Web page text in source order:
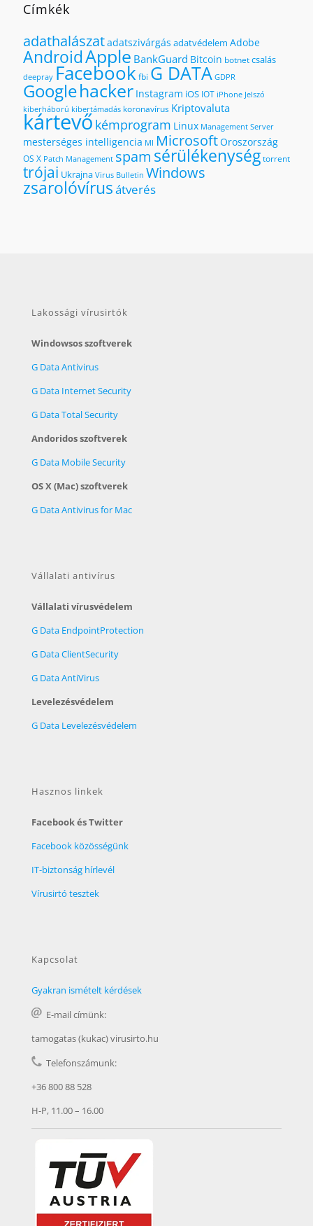
Címkék
adathalászatadatszivárgás adatvédelem Adobe
AndroidApple BankGuard Bitcoin botnetcsalás
deepray Facebookfbi G DATA GDPR
Googlehacker Instagram iOS IOT iPhone Jelszó
kiberháború kibertámadás koronavírus Kriptovaluta
kártevő kémprogram Linux Management Server
mesterséges intelligencia MI MicrosoftOroszország
OS X Patch Management spam sérülékenységtorrent
trójai Ukrajna Virus Bulletin Windows
zsarolóvírusátverés
Lakossági vírusirtók
Windowsos szoftverek
G Data Antivirus
G Data Internet Security
G Data Total Security
Andoridos szoftverek
G Data Mobile Security
OS X (Mac) szoftverek
G Data Antivirus for Mac
Vállalati antivírus
Vállalati vírusvédelem
G Data EndpointProtection
G Data ClientSecurity
G Data AntiVirus
Levelezésvédelem
G Data Levelezésvédelem
Hasznos linkek
Facebook és Twitter
Facebook közösségünk
IT-biztonság hírlevél
Vírusirtó tesztek
Kapcsolat
Gyakran ismételt kérdések
E-mail címünk:
tamogatas (kukac) virusirto.hu
Telefonszámunk:
+36 800 88 528
H-P, 11.00 – 16.00